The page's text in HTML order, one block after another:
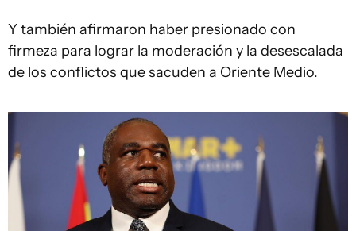
Y también afirmaron haber presionado con
firmeza para lograr la moderación y la desescalada
de los conflictos que sacuden a Oriente Medio.